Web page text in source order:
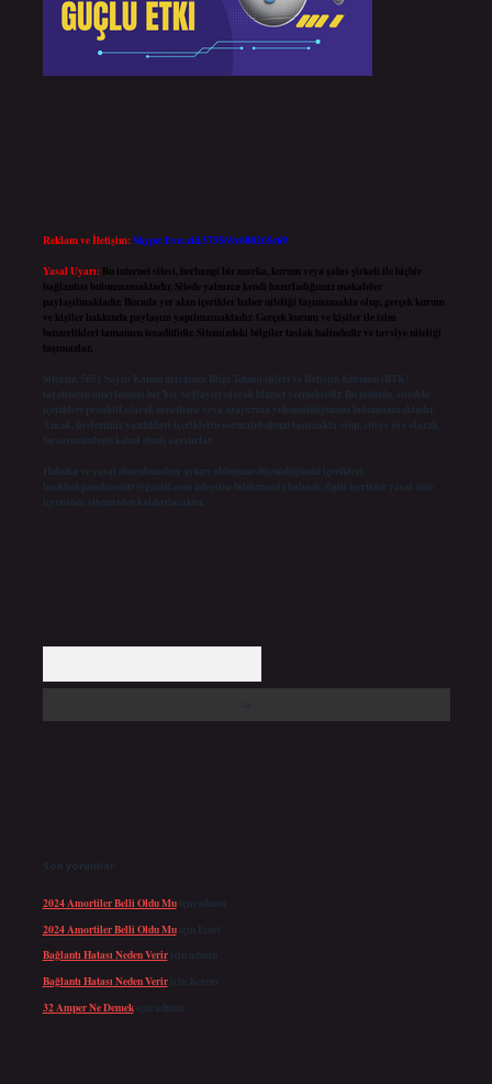
Reklam ve İletişim:Skype: live:.cid.575569c608265c69
Yasal Uyarı: Bu internet sitesi, herhangi bir marka, kurum veya şahıs şirketi ile hiçbir
bağlantısı bulunmamaktadır. Sitede yalnızca kendi hazırladığımız makaleler
paylaşılmaktadır. Burada yer alan içerikler haber niteliği taşımamakta olup, gerçek kurum
ve kişiler hakkında paylaşım yapılmamaktadır. Gerçek kurum ve kişiler ile isim
benzerlikleri tamamen tesadüfidir. Sitemizdeki bilgiler taslak halindedir ve tavsiye niteliği
taşımazlar.
Sitemiz, 5651 Sayılı Kanun gereğince Bilgi Teknolojileri ve İletişim Kurumu (BTK)
tarafından onaylanmış bir Yer Sağlayıcı olarak hizmet vermektedir. Bu nedenle, sitedeki
içerikleri proaktif olarak denetleme veya araştırma yükümlülüğümüz bulunmamaktadır.
Ancak, üyelerimiz yazdıkları içeriklerin sorumluluğunu taşımakta olup, siteye üye olarak
bu sorumluluğu kabul etmiş sayılırlar.
Hukuka ve yasal düzenlemelere aykırı olduğunu düşündüğünüz içerikleri,
backlinkpanelicomtr@gmail.com adresine bildirmeniz halinde, ilgili içerikler yasal süre
içerisinde sitemizden kaldırılacaktır.
Son yorumlar
2024 Amortiler Belli Oldu Muiçin admin
2024 Amortiler Belli Oldu Muiçin Emel
Bağlantı Hatası Neden Veririçin admin
Bağlantı Hatası Neden Veririçin Kerem
32 Amper Ne Demekiçin admin